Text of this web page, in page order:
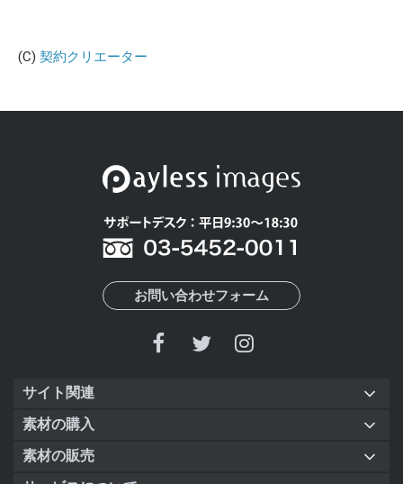
(C) 契約クリエーター
お問い合わせフォーム
サイト関連
素材の購入
素材の販売